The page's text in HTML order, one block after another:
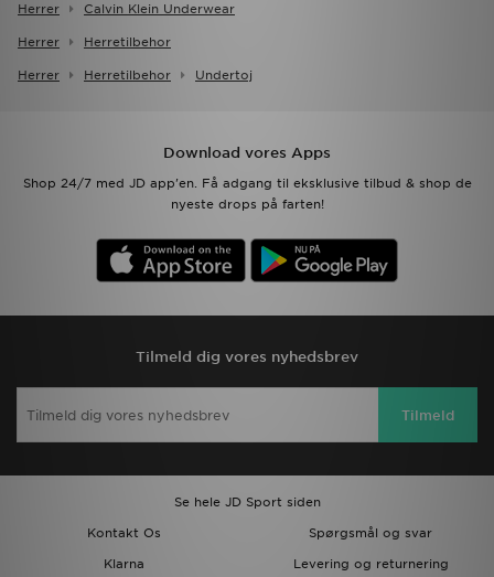
Herrer Calvin Klein Underwear
Herrer Herretilbehor
Herrer Herretilbehor Undertoj
Download vores Apps
Shop 24/7 med JD app'en. Få adgang til eksklusive tilbud & shop de
nyeste drops på farten!
Tilmeld dig vores nyhedsbrev
Tilmeld
Se hele JD Sport siden
Kontakt Os
Spørgsmål og svar
Klarna
Levering og returnering